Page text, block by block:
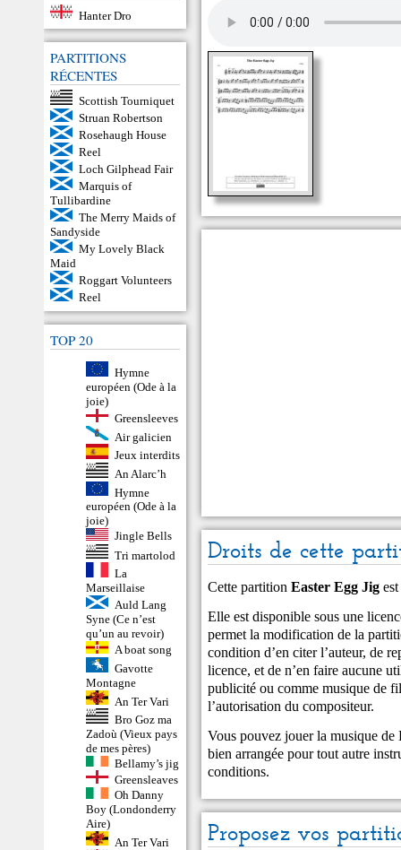
Hanter Dro
PARTITIONS
RÉCENTES
Scottish Tourniquet
Struan Robertson
Rosehaugh House
Reel
Loch Gilphead Fair
Marquis of
Tullibardine
The Merry Maids of
Sandyside
My Lovely Black
Maid
Roggart Volunteers
Reel
TOP 20
Hymne
européen (Ode à la
joie)
Greensleeves
Air galicien
Jeux interdits
An Alarc’h
Hymne
européen (Ode à la
joie)
Jingle Bells
Tri martolod
La
Marseillaise
Auld Lang
Syne (Ce n’est
qu’un au revoir)
A boat song
Gavotte
Montagne
An Ter Vari
Bro Goz ma
Zadoù (Vieux pays
de mes pères)
Bellamy’s jig
Greensleaves
Oh Danny
Boy (Londonderry
Aire)
An Ter Vari
Droits de cette
Cette partitionEaster Egg Jig
Elle est disponible sous une
permet la modification de la
condition d’en citer l’auteur, de
licence, et de n’en faire aucune
publicité ou comme musique de
l’autorisation du compositeur.
Vous pouvez jouer la musique
bien arrangée pour tout autre
conditions.
Proposez vos